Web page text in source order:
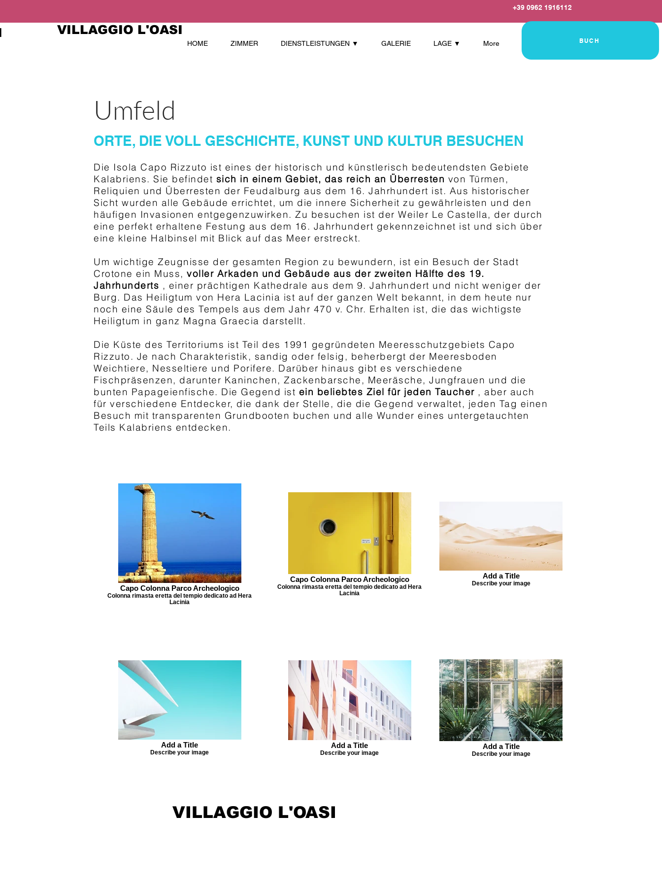
VILLAGGIO L'OASI
BUCH
HOME ZIMMER DIENSTLEISTUNGEN ▼ GALERIE LAGE ▼ More
+39 0962 1916112
Umfeld
ORTE, DIE VOLL GESCHICHTE, KUNST UND KULTUR BESUCHEN
Die Isola Capo Rizzuto ist eines der historisch und künstlerisch bedeutendsten Gebiete
Kalabriens. Sie befindet sich in einem Gebiet, das reich an Überresten von Türmen,
Reliquien und Überresten der Feudalburg aus dem 16. Jahrhundert ist. Aus historischer
Sicht wurden alle Gebäude errichtet, um die innere Sicherheit zu gewährleisten und den
häufigen Invasionen entgegenzuwirken. Zu besuchen ist der Weiler Le Castella, der durch
eine perfekt erhaltene Festung aus dem 16. Jahrhundert gekennzeichnet ist und sich über
eine kleine Halbinsel mit Blick auf das Meer erstreckt.
Um wichtige Zeugnisse der gesamten Region zu bewundern, ist ein Besuch der Stadt
Crotone ein Muss, voller Arkaden und Gebäude aus der zweiten Hälfte des 19.
Jahrhunderts , einer prächtigen Kathedrale aus dem 9. Jahrhundert und nicht weniger der
Burg. Das Heiligtum von Hera Lacinia ist auf der ganzen Welt bekannt, in dem heute nur
noch eine Säule des Tempels aus dem Jahr 470 v. Chr. Erhalten ist, die das wichtigste
Heiligtum in ganz Magna Graecia darstellt.
Die Küste des Territoriums ist Teil des 1991 gegründeten Meeresschutzgebiets Capo
Rizzuto. Je nach Charakteristik, sandig oder felsig, beherbergt der Meeresboden
Weichtiere, Nesseltiere und Porifere. Darüber hinaus gibt es verschiedene
Fischpräsenzen, darunter Kaninchen, Zackenbarsche, Meeräsche, Jungfrauen und die
bunten Papageienfische. Die Gegend ist ein beliebtes Ziel für jeden Taucher , aber auch
für verschiedene Entdecker, die dank der Stelle, die die Gegend verwaltet, jeden Tag einen
Besuch mit transparenten Grundbooten buchen und alle Wunder eines untergetauchten
Teils Kalabriens entdecken.
Capo Colonna Parco Archeologico
Colonna rimasta eretta del tempio dedicato ad Hera
Lacinia
Capo Colonna Parco Archeologico
Colonna rimasta eretta del tempio dedicato ad Hera
Lacinia
Add a Title
Describe your image
Add a Title
Describe your image
Add a Title
Describe your image
Add a Title
Describe your image
VILLAGGIO L'OASI